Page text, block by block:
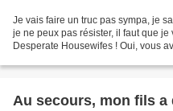
Je vais faire un truc pas sympa, je
je ne peux pas résister, il faut que
Desperate Housewifes ! Oui, vous
Au secours, mon fils a